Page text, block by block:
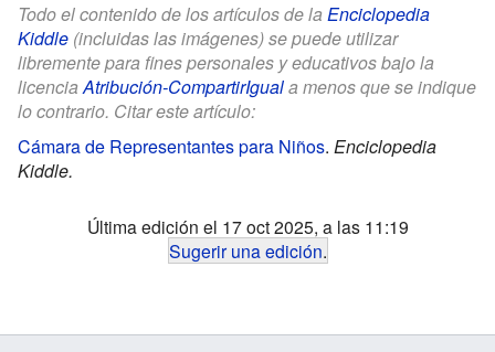
Todo el contenido de los artículos de la Enciclopedia
Kiddle (incluidas las imágenes) se puede utilizar
libremente para fines personales y educativos bajo la
licenciaAtribución-CompartirIguala menos que se indique
lo contrario. Citar este artículo:
Cámara de Representantes para Niños. Enciclopedia
Kiddle.
Última edición el 17 oct 2025, a las 11:19
Sugerir una edición.